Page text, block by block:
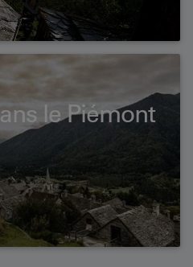
le Piémont